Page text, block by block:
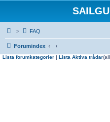
> FAQ
Forumindex
Lista forumkategorier | Lista Aktiva trådar